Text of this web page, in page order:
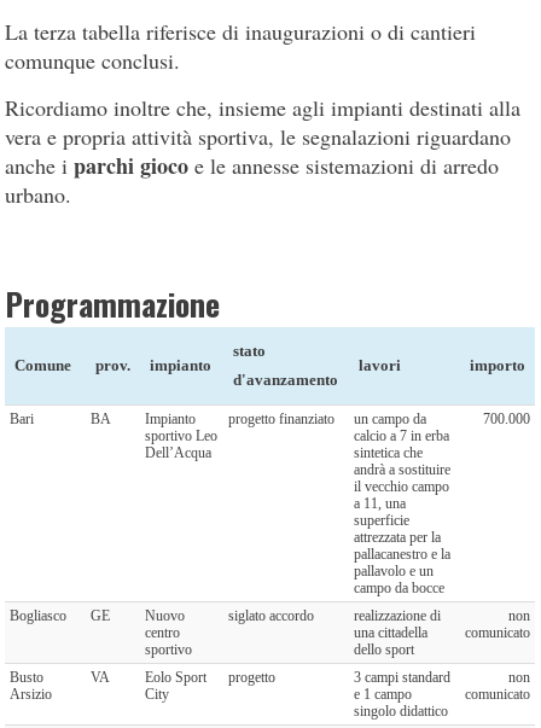
La terza tabella riferisce di inaugurazioni o di cantieri
comunque conclusi.
Ricordiamo inoltre che, insieme agli impianti destinati alla
vera e propria attività sportiva, le segnalazioni riguardano
anche iparchi giocoe le annesse sistemazioni di arredo
urbano.
Programmazione
Comune prov. impianto
stato
d'avanzamento
lavori importo
Bari BA
Impianto
sportivo Leo
Dell’Acqua
progetto finanziato
un campo da
calcio a 7 in erba
sintetica che
andrà a sostituire
il vecchio campo
a 11, una
superficie
attrezzata per la
pallacanestro e la
pallavolo e un
campo da bocce
700.000
Bogliasco GE
Nuovo
centro
sportivo
siglato accordo
realizzazione di
una cittadella
dello sport
non
comunicato
Busto
Arsizio
VA
Eolo Sport
City
progetto
3 campi standard
e 1 campo
singolo didattico
non
comunicato